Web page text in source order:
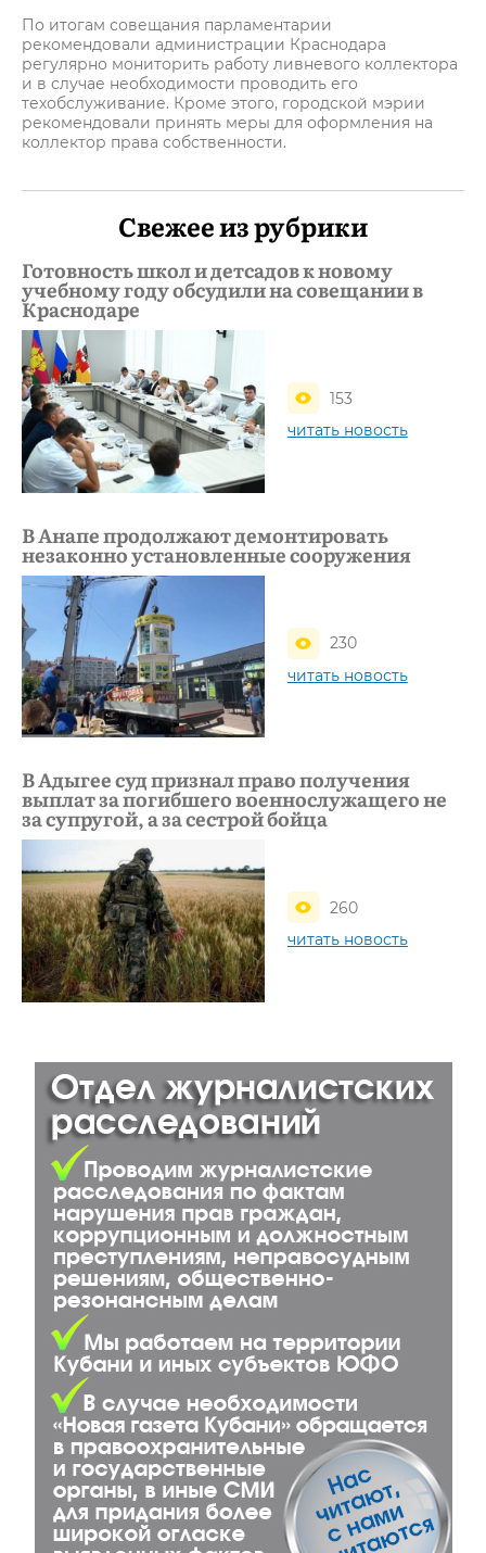
По итогам совещания парламентарии
рекомендовали администрации Краснодара
регулярно мониторить работу ливневого коллектора
и в случае необходимости проводить его
техобслуживание. Кроме этого, городской мэрии
рекомендовали принять меры для оформления на
коллектор права собственности.
Свежее из рубрики
Готовность школ и детсадов к новому
учебному году обсудили на совещании в
Краснодаре
153
читать новость
В Анапе продолжают демонтировать
незаконно установленные сооружения
230
читать новость
В Адыгее суд признал право получения
выплат за погибшего военнослужащего не
за супругой, а за сестрой бойца
260
читать новость